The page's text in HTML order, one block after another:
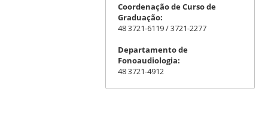
Coordenação de Curso de
Graduação:
48 3721-6119 / 3721-2277
Departamento de
Fonoaudiologia:
48 3721-4912